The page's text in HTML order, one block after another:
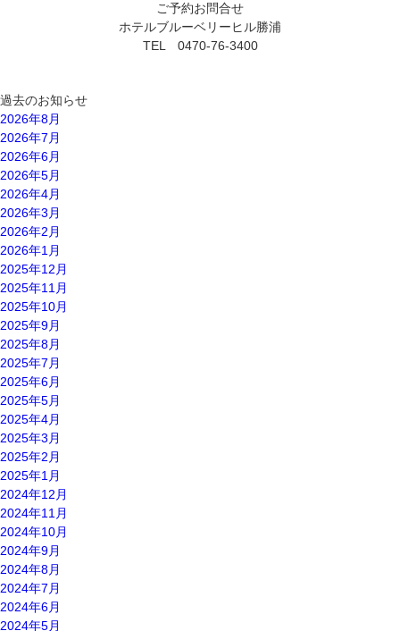
ご予約お問合せ
ホテルブルーベリーヒル勝浦
TEL 0470-76-3400
過去のお知らせ
2026年8月
2026年7月
2026年6月
2026年5月
2026年4月
2026年3月
2026年2月
2026年1月
2025年12月
2025年11月
2025年10月
2025年9月
2025年8月
2025年7月
2025年6月
2025年5月
2025年4月
2025年3月
2025年2月
2025年1月
2024年12月
2024年11月
2024年10月
2024年9月
2024年8月
2024年7月
2024年6月
2024年5月